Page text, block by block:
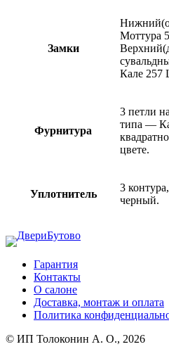
Замки
Моттура
Кале 257
Фурнитура
3 петли
типа —
цвете.
Уплотнитель
3
черный.
Гарантия
Контакты
О салоне
Доставка, монтаж и оплата
Политика
© ИП Толоконин А. О., 2026